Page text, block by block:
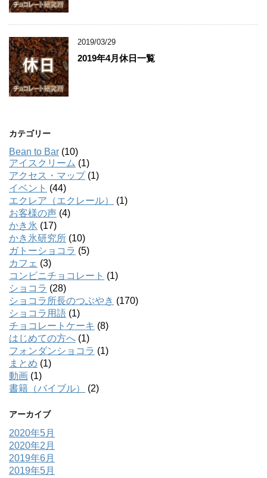
2019/03/29
2019年4月休日一覧
カテゴリー
Bean to Bar (10)
アイスクリーム (1)
アクセス・マップ(1)
イベント (44)
エクレア（エクレール）
(1)
お客様の声 (4)
かき氷 (17)
かき氷研究所 (10)
ガトーショコラ (5)
カフェ (3)
コンビニチョコレート (1)
ショコラ (28)
ショコラ所長のつぶやき (170)
ショコラ用語 (1)
チョコレートケーキ (8)
はじめての方へ (1)
フォンダンショコラ (1)
まとめ (1)
動画 (1)
書籍（バイブル）
(2)
アーカイブ
2020年5月
2020年2月
2019年6月
2019年5月